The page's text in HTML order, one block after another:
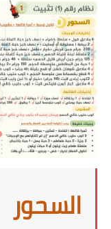
السحور